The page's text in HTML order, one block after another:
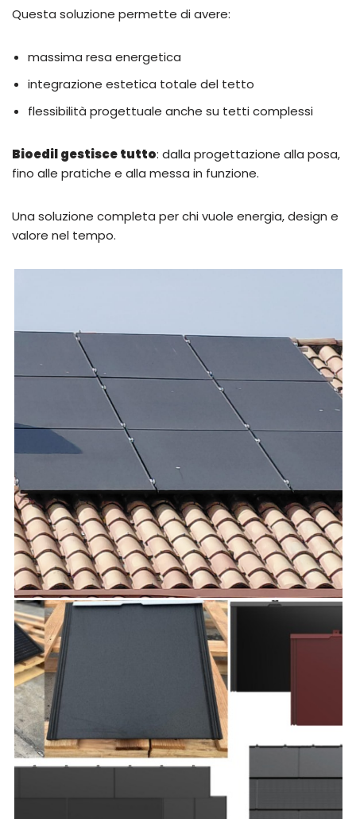
Questa soluzione permette di avere:
massima resa energetica
integrazione estetica totale del tetto
flessibilità progettuale anche su tetti complessi
Bioedil gestisce tutto: dalla progettazione alla posa,
fino alle pratiche e alla messa in funzione.
Una soluzione completa per chi vuole energia, design e
valore nel tempo.